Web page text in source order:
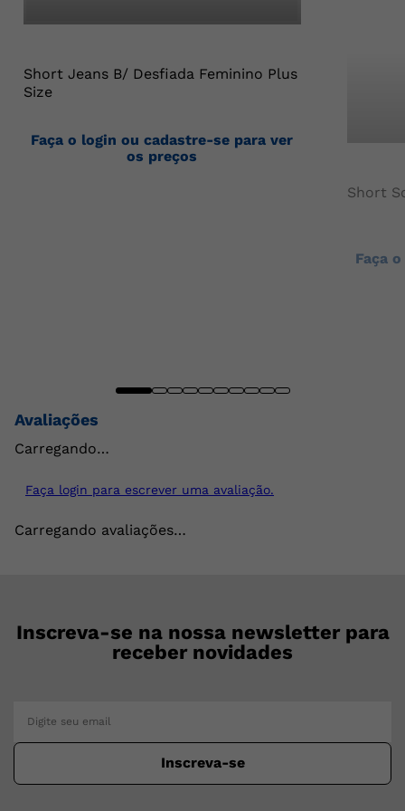
Short Jeans B/ Desfiada Feminino Plus
Size
Faça o login ou cadastre-se para ver
os preços
Short
Faça
Avaliações
Carregando…
Faça login para escrever uma avaliação.
Carregando avaliações…
Inscreva-se na nossa newsletter para
receber novidades
Inscreva-se